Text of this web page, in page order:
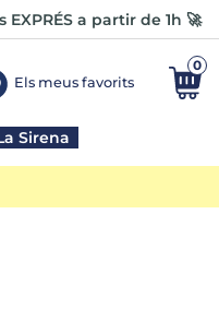
EXPRÉS a partir de 1h 🚀
Els meus favorits
0
Sirena